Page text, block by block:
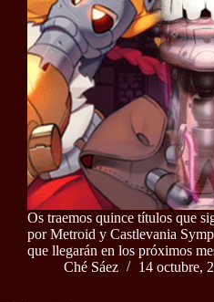
Os traemos quince títulos que
por Metroid y Castlevania
que llegarán en los próximos
Ché Sáez
14 octubre,